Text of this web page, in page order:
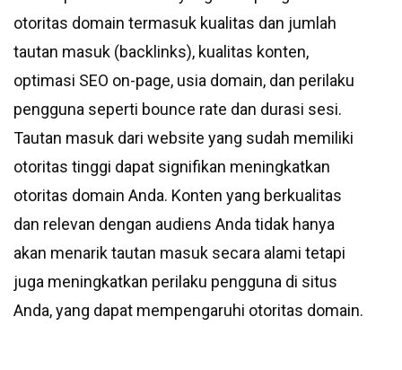
otoritas domain termasuk kualitas dan jumlah
tautan masuk (backlinks), kualitas konten,
optimasi SEO on-page, usia domain, dan perilaku
pengguna seperti bounce rate dan durasi sesi.
Tautan masuk dari website yang sudah memiliki
otoritas tinggi dapat signifikan meningkatkan
otoritas domain Anda. Konten yang berkualitas
dan relevan dengan audiens Anda tidak hanya
akan menarik tautan masuk secara alami tetapi
juga meningkatkan perilaku pengguna di situs
Anda, yang dapat mempengaruhi otoritas domain.